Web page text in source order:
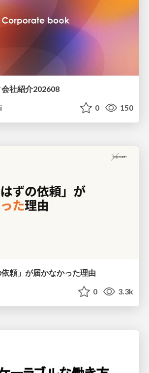
社紹介202608
0 150
依頼」が届かなかった理由
0 3.3k